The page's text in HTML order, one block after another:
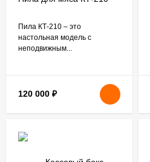
​Пила КТ-210 – это
настольная модель с
неподвижным...
120 000 ₽